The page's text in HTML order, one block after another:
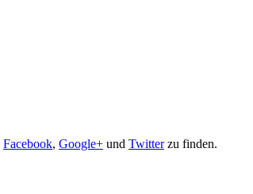
Facebook, Google+ und Twitterzu finden.